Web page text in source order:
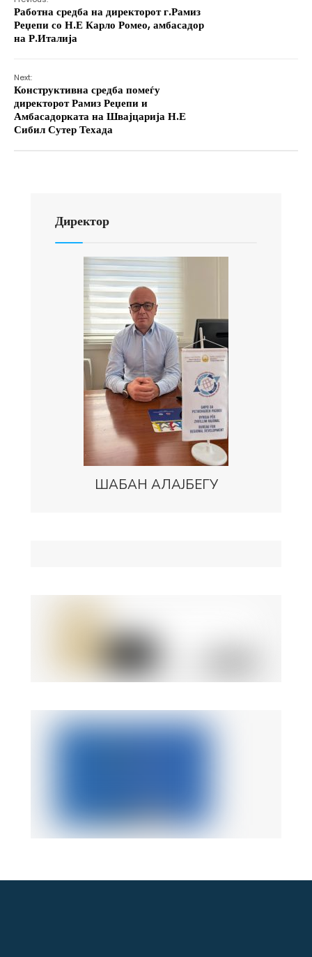
Работна средба на директорот г.Рамиз
Реџепи со Н.Е Карло Ромео, амбасадор
на Р.Италија
Next:
Конструктивна средба помеѓу
директорот Рамиз Реџепи и
Амбасадорката на Швајцарија Н.Е
Сибил Сутер Техада
Директор
ШАБАН АЛАЈБЕГУ